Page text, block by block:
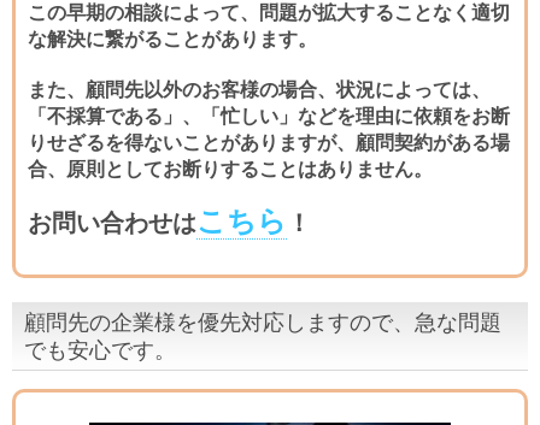
この早期の相談によって、問題が拡大することなく適切
な解決に繋がることがあります。
また、顧問先以外のお客様の場合、状況によっては、
「不採算である」、「忙しい」などを理由に依頼をお断
りせざるを得ないことがありますが、顧問契約がある場
合、原則としてお断りすることはありません。
お問い合わせはこちら ！
顧問先の企業様を優先対応しますので、急な問題
でも安心です。